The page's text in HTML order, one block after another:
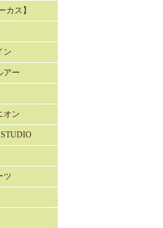
カス】
ン
アー
オン
ツ